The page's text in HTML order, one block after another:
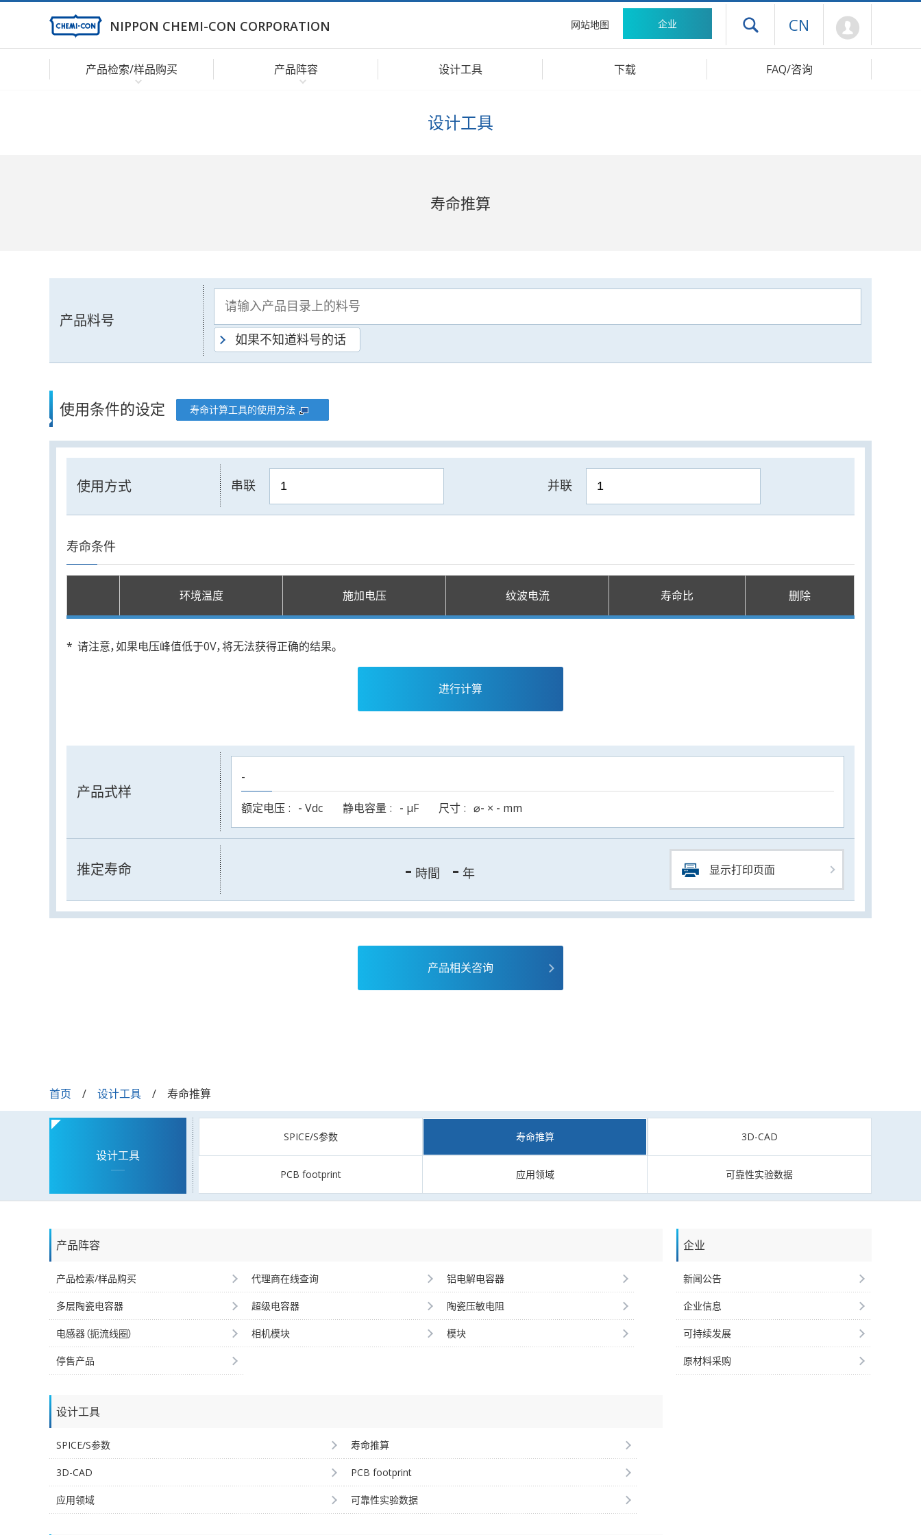
NIPPON CHEMI-CON CORPORATION 网站地图 企业 打开抽屉菜单
CN
产品检索/样品购买 产品阵容 设计工具 下载 FAQ/咨询
设计工具
寿命推算
产品料号
如果不知道料号的话
使用条件的设定 寿命计算工具的使用方法
使用方式 串联 并联
寿命条件
环境温度 施加电压 纹波电流 寿命比 删除
请注意，如果电压峰值低于0V，将无法获得正确的结果。
进行计算
产品式样
-
额定电压 - Vdc 静电容量 - µF 尺寸 ⌀- × - mm
推定寿命 - 時間 - 年 显示打印页面
产品相关咨询
首页 设计工具 寿命推算
设计工具
SPICE/S参数 寿命推算 3D-CAD
PCB footprint 应用领域 可靠性实验数据
产品阵容
产品检索/样品购买 代理商在线查询 铝电解电容器
多层陶瓷电容器 超级电容器 陶瓷压敏电阻
电感器（扼流线圈） 相机模块 模块
停售产品
设计工具
SPICE/S参数 寿命推算
3D-CAD PCB footprint
应用领域 可靠性实验数据
企业
新闻公告
企业信息
可持续发展
原材料采购